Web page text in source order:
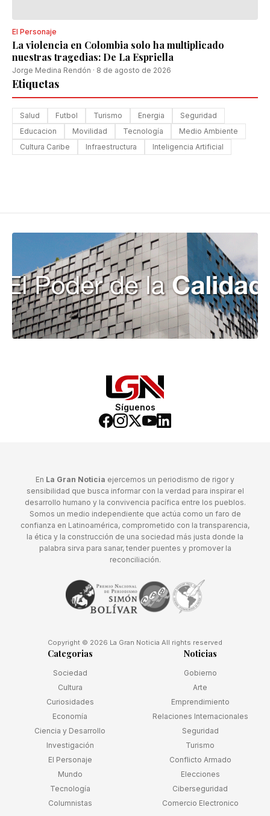
El Personaje
La violencia en Colombia solo ha multiplicado
nuestras tragedias: De La Espriella
Jorge Medina Rendón · 8 de agosto de 2026
Etiquetas
Salud Futbol Turismo Energia
Seguridad
Educacion
Movilidad Tecnología
Medio Ambiente
Cultura Caribe
Infraestructura Inteligencia Artificial
Síguenos
En La Gran Noticia ejercemos un periodismo de rigor y
sensibilidad que busca informar con la verdad para inspirar el
desarrollo humano y la convivencia pacífica entre los pueblos.
Somos un medio independiente que actúa como un faro de
confianza en Latinoamérica, comprometido con la transparencia,
la ética y la construcción de una sociedad más justa donde la
palabra sirva para sanar, tender puentes y promover la
reconciliación.
Copyright © 2026 La Gran Noticia All rights reserved
Categorias
Sociedad
Cultura
Curiosidades
Economía
Ciencia y Desarrollo
Investigación
El Personaje
Mundo
Tecnología
Columnistas
Noticias
Gobierno
Arte
Emprendimiento
Relaciones Internacionales
Seguridad
Turismo
Conflicto Armado
Elecciones
Ciberseguridad
Comercio Electronico